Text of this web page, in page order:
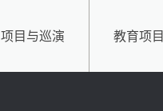
项目与巡演 教育项目